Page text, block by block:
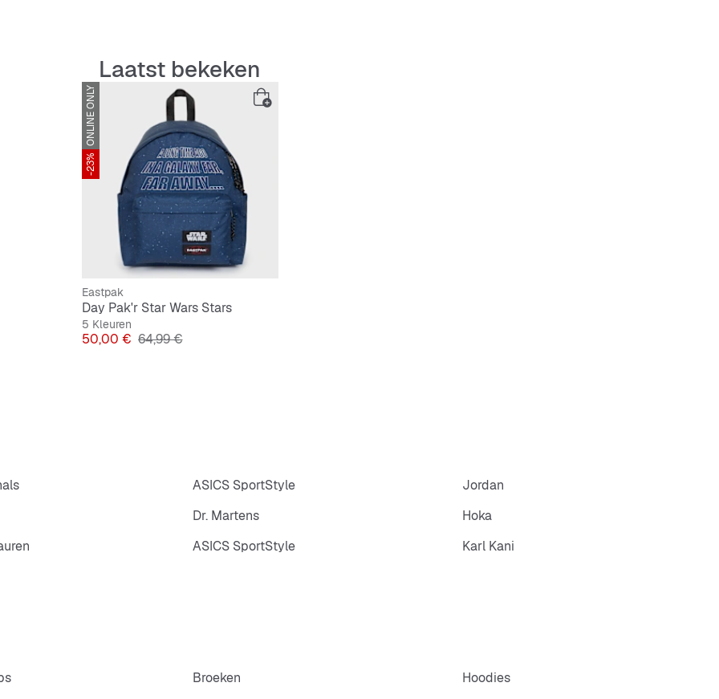
Laatst bekeken
ONLINE ONLY
-23%
Eastpak
Day Pak'r Star Wars Stars
5 Kleuren
Prijs
50,00 € Originele Prijs
64,99 €
ASICS SportStyle
Jordan
Dr. Martens
Hoka
ASICS SportStyle Karl Kani
Broeken
Hoodies